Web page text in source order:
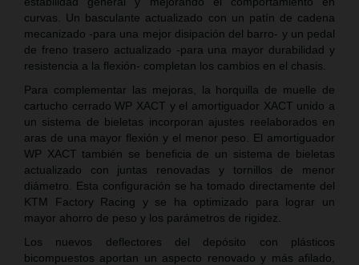
curvas. Un basculante actualizado con un patín de cadena
mecanizado -para una mejor disipación del barro- y un pedal
de freno trasero actualizado -para una mayor durabilidad y
resistencia a la flexión- completan los cambios en el chasis.
Para complementar las mejoras, la horquilla de muelle de
cartucho cerrado WP XACT y el amortiguador XACT unido a
un sistema de bieletas incorporan ajustes reelaborados en
aras de una mayor flexión y el menor peso. El amortiguador
WP XACT también se beneficia de un sistema de bieletas
actualizado con juntas renovadas y tornillos de menor
diámetro. Esta configuración se ha tomado directamente del
KTM Factory Racing y se ha optimizado para lograr un
mayor ahorro de peso y los parámetros de rigidez.
Los nuevos deflectores del depósito con plásticos
bicompuestos aportan un aspecto renovado y más afilado,